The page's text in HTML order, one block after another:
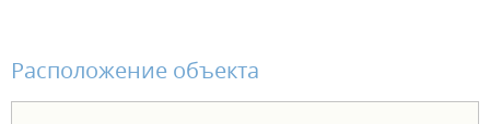
Расположение объекта